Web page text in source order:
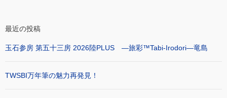
最近の投稿
玉石参房 第五十三房 2026陸PLUS ―旅彩™Tabi-Irodori―竜島
TWSBI万年筆の魅力再発見！